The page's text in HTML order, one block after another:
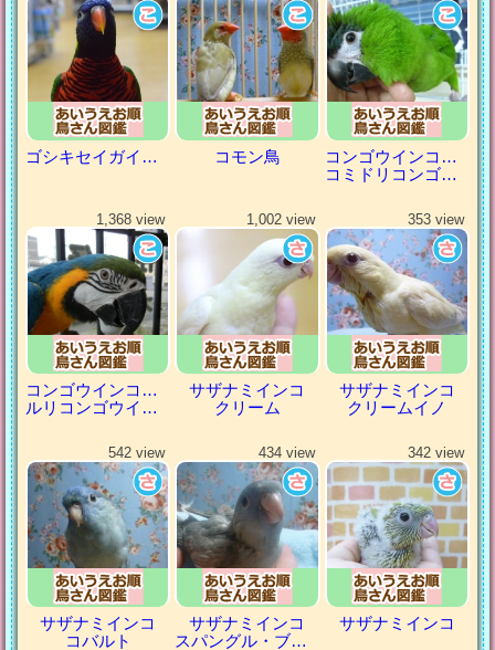
ゴシキセイガイインコ コモン鳥
コンゴウインコの仲間
コミドリコンゴウインコ
1,368 view
コンゴウインコの仲間
ルリコンゴウインコ
1,002 view
サザナミインコ
クリーム
353 view
サザナミインコ
クリームイノ
542 view
サザナミインコ
コバルト
434 view
サザナミインコ
スパングル・ブルー
342 view
サザナミインコ